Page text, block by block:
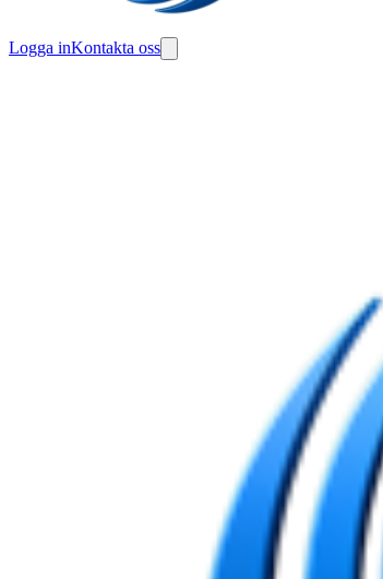
Logga inKontakta oss